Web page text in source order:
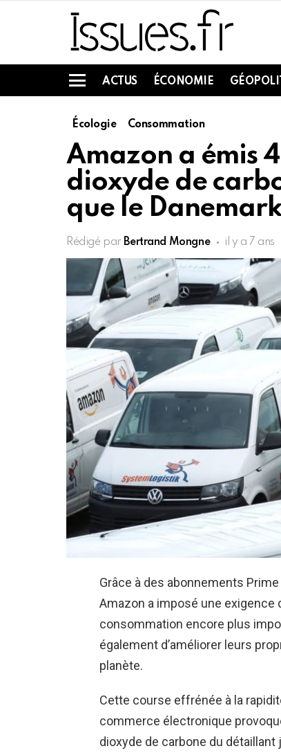
Menu
ACTUS ÉCONOMIE
Écologie Consommation
Amazon a émis
dioxyde de
que le
Rédigé par Bertrand Mongne il y a 7 ans
Grâce à des abonnements
Amazon a imposé une exigence
consommation encore plus
également d’améliorer leurs
planète.
Cette course effrénée à la
commerce électronique
dioxyde de carbone du